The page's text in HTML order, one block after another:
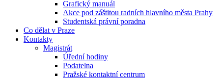
Grafický manuál
Akce pod záštitou radních hlavního města Prahy
Studentská právní poradna
Co dělat v Praze
Kontakty
Magistrát
Úřední hodiny
Podatelna
Pražské kontaktní centrum